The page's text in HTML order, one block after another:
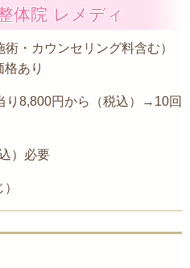
体院 レメディ
・カウンセリング料含む）
あり
り8,800円から（税込）→10回
）必要